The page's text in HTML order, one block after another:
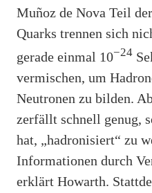
Muñoz de Nova Teil
Quarks trennen sich
gerade einmal 10−24
vermischen, um
Neutronen zu bilden.
zerfällt schnell genug,
hat, „hadronisiert“ zu
Informationen durch
erklärt Howarth.